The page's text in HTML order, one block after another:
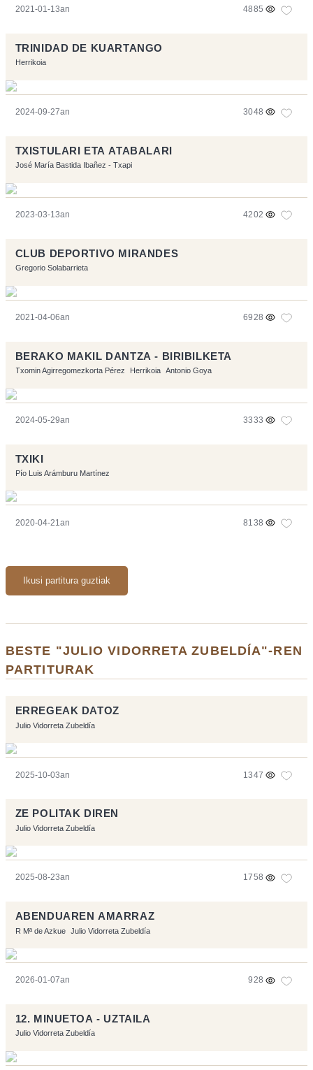
2021-01-13an 4885
TRINIDAD DE KUARTANGO
Herrikoia
2024-09-27an 3048
TXISTULARI ETA ATABALARI
José María Bastida Ibañez - Txapi
2023-03-13an 4202
CLUB DEPORTIVO MIRANDES
Gregorio Solabarrieta
2021-04-06an 6928
BERAKO MAKIL DANTZA - BIRIBILKETA
Txomin Agirregomezkorta Pérez Herrikoia Antonio Goya
2024-05-29an 3333
TXIKI
Pío Luis Arámburu Martínez
2020-04-21an 8138
Ikusi partitura guztiak
BESTE "JULIO VIDORRETA ZUBELDÍA"-REN
PARTITURAK
ERREGEAK DATOZ
Julio Vidorreta Zubeldía
2025-10-03an 1347
ZE POLITAK DIREN
Julio Vidorreta Zubeldía
2025-08-23an 1758
ABENDUAREN AMARRAZ
R Mª de Azkue Julio Vidorreta Zubeldía
2026-01-07an 928
12. MINUETOA - UZTAILA
Julio Vidorreta Zubeldía